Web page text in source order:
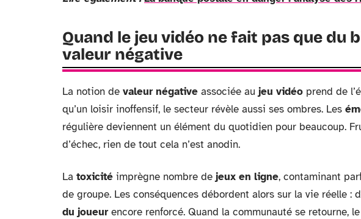
Quand le jeu vidéo ne fait pas que du
valeur négative
La notion de valeur négative associée au jeu vidéo prend de
qu’un loisir inoffensif, le secteur révèle aussi ses ombres. Les
régulière deviennent un élément du quotidien pour beaucoup.
d’échec, rien de tout cela n’est anodin.
La toxicité imprègne nombre de jeux en ligne, contaminant
de groupe. Les conséquences débordent alors sur la vie réelle :
du joueur encore renforcé. Quand la communauté se retourne,